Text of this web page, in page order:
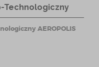
Technologiczny
AEROPOLIS